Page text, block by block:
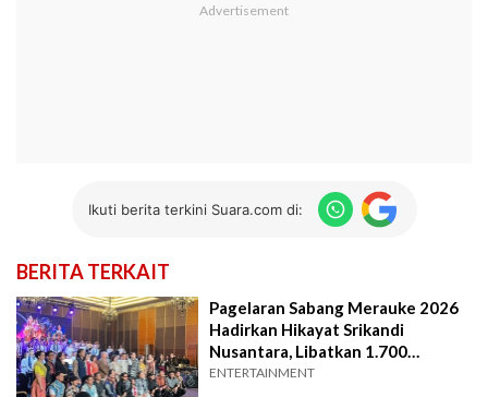
Ikuti berita terkini Suara.com di:
BERITA TERKAIT
Pagelaran Sabang Merauke 2026
Hadirkan Hikayat Srikandi
Nusantara, Libatkan 1.700
Seniman
ENTERTAINMENT